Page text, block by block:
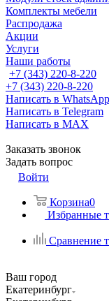
Комплекты мебели
Распродажа
Акции
Услуги
Наши работы
+7 (343) 220-8-220
+7 (343) 220-8-220
Написать в WhatsApp
Написать в Telegram
Написать в MAX
Заказать звонок
Задать вопрос
Войти
Корзина0
Избранные
Сравнение
Ваш город
Екатеринбург